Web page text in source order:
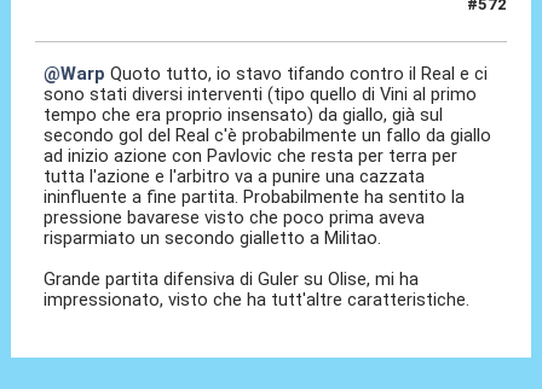
#572
@Warp Quoto tutto, io stavo tifando contro il Real e ci
sono stati diversi interventi (tipo quello di Vini al primo
tempo che era proprio insensato) da giallo, già sul
secondo gol del Real c'è probabilmente un fallo da giallo
ad inizio azione con Pavlovic che resta per terra per
tutta l'azione e l'arbitro va a punire una cazzata
ininfluente a fine partita. Probabilmente ha sentito la
pressione bavarese visto che poco prima aveva
risparmiato un secondo gialletto a Militao.
Grande partita difensiva di Guler su Olise, mi ha
impressionato, visto che ha tutt'altre caratteristiche.